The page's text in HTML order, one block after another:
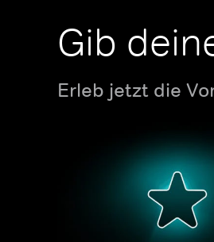
Gib
Erleb jetzt die